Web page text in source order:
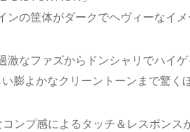
の筐体がダークでヘヴィーなイメ
なファズからドンシャリでハイ
膨よかなクリーントーンまで驚く
ンプ感によるタッチ＆レスポンス